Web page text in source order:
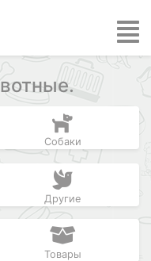
Собаки
Другие
Товары